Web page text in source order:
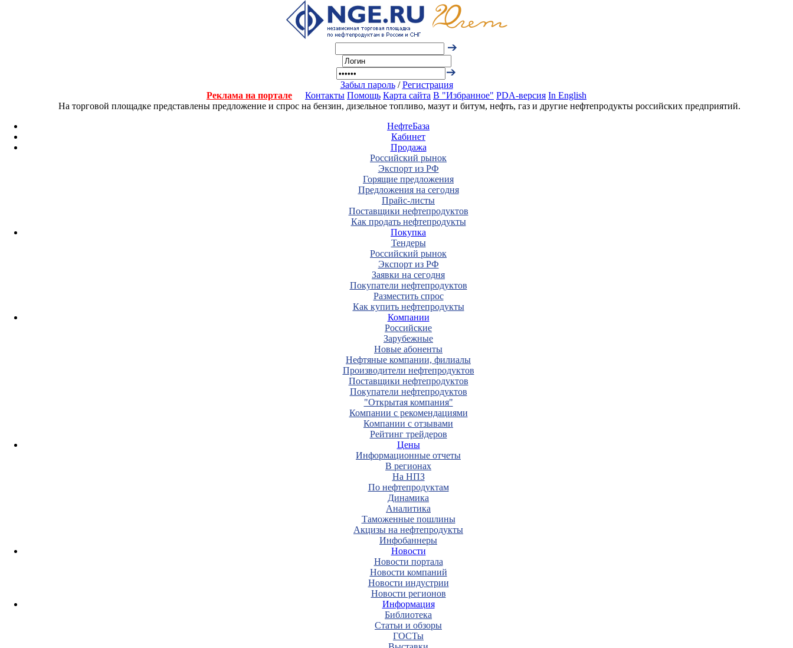
Забыл пароль/Регистрация
Реклама на портале
Контакты Помощь Карта сайта В "Избранное" PDA-версия In English
На торговой площадке представлены предложение и спрос на бензин, дизельное топливо, мазут и битум, нефть, газ и другие нефтепродукты российских предприятий.
НефтеБаза
Кабинет
Продажа
Российский рынок
Экспорт из РФ
Горящие предложения
Предложения на сегодня
Прайс-листы
Поставщики нефтепродуктов
Как продать нефтепродукты
Покупка
Тендеры
Российский рынок
Экспорт из РФ
Заявки на сегодня
Покупатели нефтепродуктов
Разместить спрос
Как купить нефтепродукты
Компании
Российские
Зарубежные
Новые абоненты
Нефтяные компании, филиалы
Производители нефтепродуктов
Поставщики нефтепродуктов
Покупатели нефтепродуктов
"Открытая компания"
Компании с рекомендациями
Компании с отзывами
Рейтинг трейдеров
Цены
Информационные отчеты
В регионах
На НПЗ
По нефтепродуктам
Динамика
Аналитика
Таможенные пошлины
Акцизы на нефтепродукты
Инфобаннеры
Новости
Новости портала
Новости компаний
Новости индустрии
Новости регионов
Информация
Библиотека
Статьи и обзоры
ГОСТы